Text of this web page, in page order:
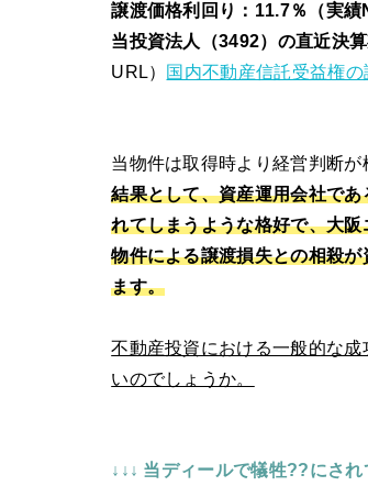
譲渡価格利回り：11.7％（実績
当投資法人（3492）の直近決
URL） 国内不動産信託受益権
当物件は取得時より経営判断
結果として、資産運用会社で
れてしまうような格好で、大
物件による譲渡損失との相殺
ます。
不動産投資における一般的な
いのでしょうか。
↓↓↓ 当ディールで犠牲??にさ